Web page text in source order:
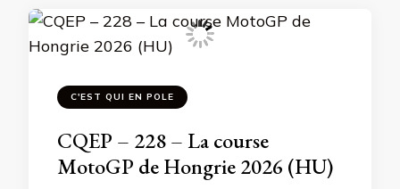
C'EST QUI EN POLE
CQEP – 228 – La course
MotoGP de Hongrie 2026 (HU)